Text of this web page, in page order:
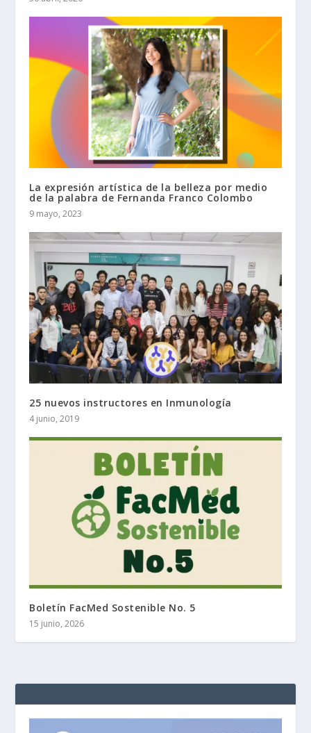
La expresión artística de la belleza por medio
de la palabra de Fernanda Franco Colombo
9 mayo, 2023
25 nuevos instructores en Inmunología
4 junio, 2019
Boletín FacMed Sostenible No. 5
15 junio, 2026